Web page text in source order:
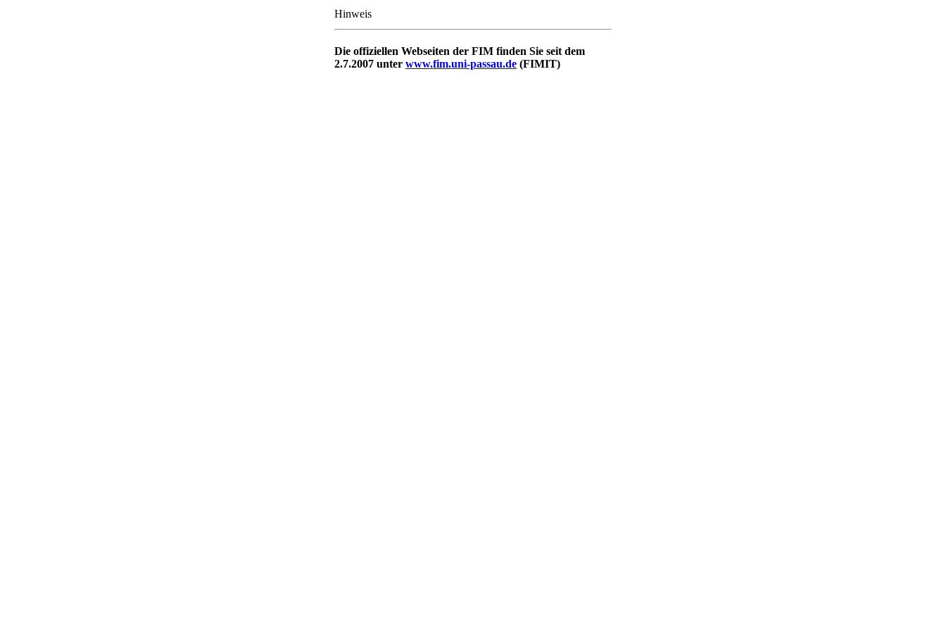
Hinweis
Die offiziellen Webseiten der FIM finden Sie seit dem
2.7.2007 unter www.fim.uni-passau.de (FIMIT)